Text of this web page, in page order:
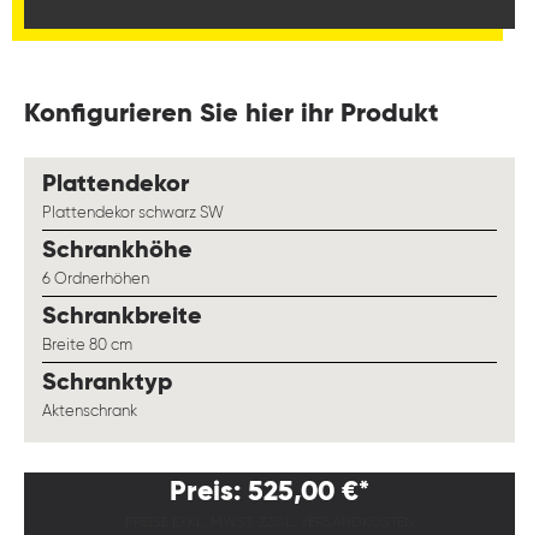
Konfigurieren Sie hier ihr Produkt
Plattendekorauswählen
Plattendekor schwarz SW
Schrankhöhe
6 Ordnerhöhen
Schrankbreite
Breite 80 cm
Schranktypauswählen
Aktenschrank
Preis: 525,00 €*